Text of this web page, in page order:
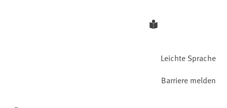
Leichte Sprache
Barriere melden